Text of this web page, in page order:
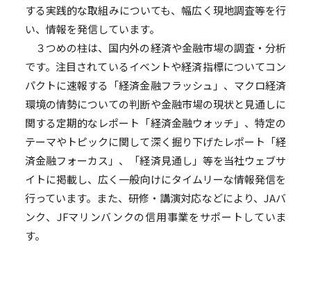
する実践的な取組みについても、幅広く現地調査等を行
い、情報を発信しています。
３つめの柱は、国内外の経済や金融市場の調査・分析
です。注目されているイベントや経済指標についてコン
パクトに速報する「経済金融フラッシュ」、マクロ経済
環境の情勢についての判断や金融市場の現状と見通しに
関する定期的なレポート「経済金融ウォッチ」、特定の
テーマやトピックに関して深く掘り下げたレポート「経
済金融フォーカス」、「経済見通し」等を当社ウェブサ
イトに掲載し、広く一般向けにタイムリーな情報発信を
行っています。また、研修・講演対応などにより、JAバ
ンク、JFマリンバンクの信用事業をサポートしていま
す。